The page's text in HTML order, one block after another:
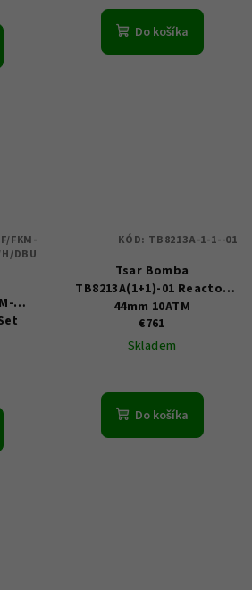
Do košíka
FKM-
DBU
Tsar Bomba
TB8213A(1+1)-01 Reactor
44mm 10ATM
€761
Skladem
Do košíka
KÓD: TB8213A-1-1--01